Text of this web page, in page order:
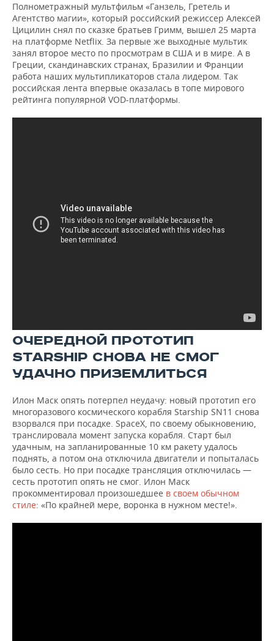
Полнометражный мультфильм «Ганзель, Гретель и
Агентство магии», который российский режиссер Алексей
Цицилин снял по сказке братьев Гримм, вышел 25 марта
на платформе Netflix. За первые же выходные мультик
занял второе место по просмотрам в США и в мире. А в
Греции, скандинавских странах, Бразилии и Франции
работа наших мультипликаторов стала лидером. Так
российская лента впервые оказалась в топе мирового
рейтинга популярной VOD-платформы.
ОЧЕРЕДНОЙ ПРОТОТИП
STARSHIP СНОВА НЕ СМОГ
УДАЧНО ПРИЗЕМЛИТЬСЯ
Илон Маск опять потерпел неудачу: новый прототип его
многоразового космического корабля Starship SN11 снова
взорвался при посадке. SpaceX, по своему обыкновению,
транслировала момент запуска корабля. Старт был
удачным, на запланированные 10 км ракету удалось
поднять, а потом она отключила двигатели и попыталась
было сесть. Но при посадке трансляция отключилась —
сесть прототип опять не смог. Илон Маск
прокомментировал произошедшее в своем обычном
стиле: «По крайней мере, воронка в нужном месте!».